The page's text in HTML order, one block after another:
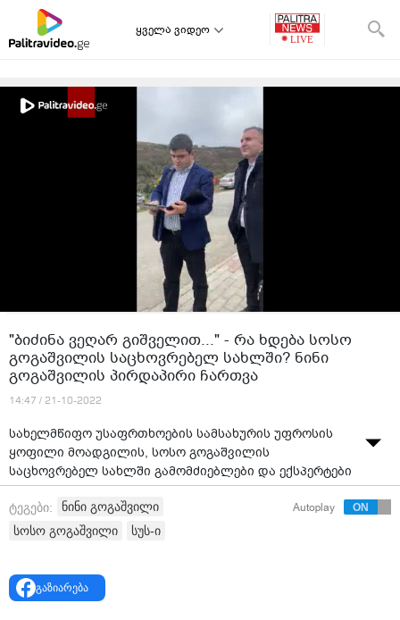
ყველა ვიდეო
"ბიძინა ვეღარ გიშველით..." - რა ხდება სოსო
გოგაშვილის საცხოვრებელ სახლში? ნინი
გოგაშვილის პირდაპირი ჩართვა
14:47 / 21-10-2022
სახელმწიფო უსაფრთხოების სამსახურის უფროსის
ყოფილი მოადგილის, სოსო გოგაშვილის
საცხოვრებელ სახლში გამომძიებლები და ექსპერტები
იმყოფებიან.
ტეგები:
ნინი გოგაშვილი
სოსო გოგაშვილი
სუს-ი
Autoplay
გაზიარება